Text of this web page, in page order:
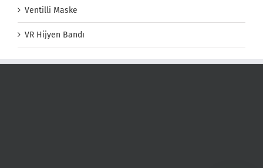
Ventilli Maske
VR Hijyen Bandı